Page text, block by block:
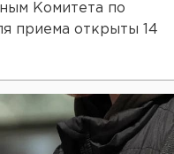
Комитета по
приема открыты 14